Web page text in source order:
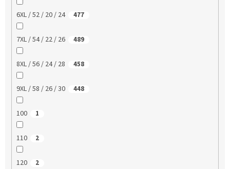
6XL / 52 / 20 / 24 477
7XL / 54 / 22 / 26 489
8XL / 56 / 24 / 28 458
9XL / 58 / 26 / 30 448
100 1
110 2
120 2